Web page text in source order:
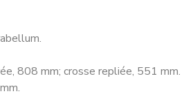
808 mm; crosse repliée, 551 mm.